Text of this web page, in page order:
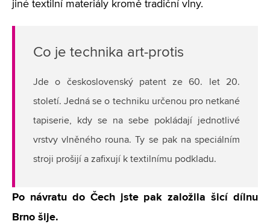
jiné textilní materiály kromě tradiční vlny.
Co je technika art-protis
Jde o československý patent ze 60. let 20.
století. Jedná se o techniku určenou pro netkané
tapiserie, kdy se na sebe pokládají jednotlivé
vrstvy vlněného rouna. Ty se pak na speciálním
stroji prošijí a zafixují k textilnímu podkladu.
Po návratu do Čech jste pak založila šicí dílnu
Brno šije.